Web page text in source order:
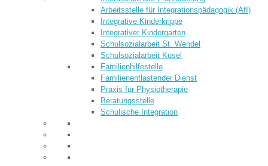
Arbeitsstelle für Integrationspädagogik (AfI)
Integrative Kinderkrippe
Integrativer Kindergarten
Schulsozialarbeit St. Wendel
Schulsozialarbeit Kusel
Familienhilfestelle
Familienentlastender Dienst
Praxis für Physiotherapie
Beratungsstelle
Schulische Integration